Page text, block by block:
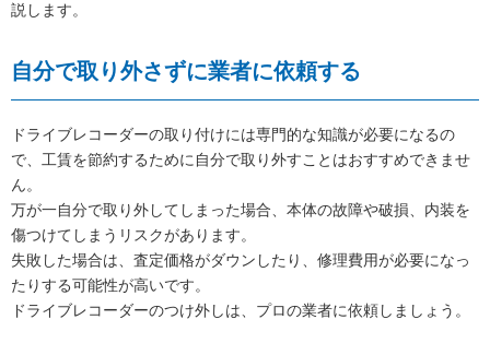
説します。
自分で取り外さずに業者に依頼する
ドライブレコーダーの取り付けには専門的な知識が必要になるの
で、工賃を節約するために自分で取り外すことはおすすめできませ
ん。
万が一自分で取り外してしまった場合、本体の故障や破損、内装を
傷つけてしまうリスクがあります。
失敗した場合は、査定価格がダウンしたり、修理費用が必要になっ
たりする可能性が高いです。
ドライブレコーダーのつけ外しは、プロの業者に依頼しましょう。